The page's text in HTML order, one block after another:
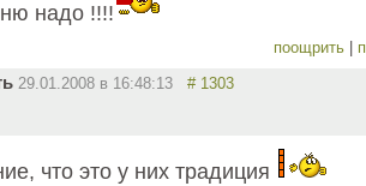
надо !!!!
поощрить
29.01.2008 в 16:48:13 # 1303
что это у них традиция